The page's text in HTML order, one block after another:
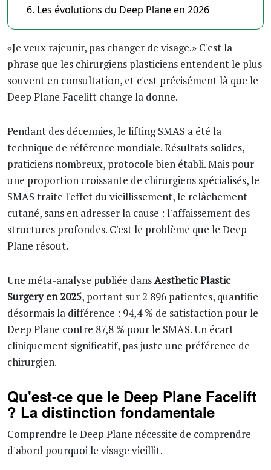
Les évolutions du Deep Plane en 2026
«Je veux rajeunir, pas changer de visage.» C'est la
phrase que les chirurgiens plasticiens entendent le plus
souvent en consultation, et c'est précisément là que le
Deep Plane Facelift change la donne.
Pendant des décennies, le lifting SMAS a été la
technique de référence mondiale. Résultats solides,
praticiens nombreux, protocole bien établi. Mais pour
une proportion croissante de chirurgiens spécialisés, le
SMAS traite l'effet du vieillissement, le relâchement
cutané, sans en adresser la cause : l'affaissement des
structures profondes. C'est le problème que le Deep
Plane résout.
Une méta-analyse publiée dansAesthetic Plastic
Surgery en 2025, portant sur 2 896 patientes, quantifie
désormais la différence : 94,4 % de satisfaction pour le
Deep Plane contre 87,8 % pour le SMAS. Un écart
cliniquement significatif, pas juste une préférence de
chirurgien.
Qu'est-ce que le Deep Plane Facelift
? La distinction fondamentale
Comprendre le Deep Plane nécessite de comprendre
d'abord pourquoi le visage vieillit.